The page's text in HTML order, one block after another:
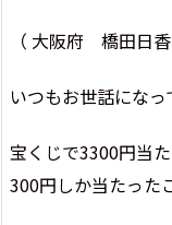
（ 大阪府 橋田日香
いつもお世話になっ
宝くじで3300円当た
300円しか当たった